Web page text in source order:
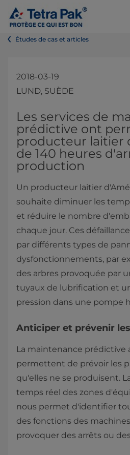
Études de cas et articles
2018-03-19
LUND, SUÈDE
Les services de
prédictive ont
producteur laitier
de 140 heures
production
Un producteur laitier
souhaite diminuer les
et réduire le nombre
chaque jour. Ces
par différents types de
dysfonctionnements, par
des arbres provoquée par
tuyaux de lubrification et
pression dans une pompe
Anticiper et prévenir
La maintenance prédictive
permettent de prévoir les
qu'elles ne se produisent.
temps réel des zones
nous permet d'identifier
des fonctions des
provoquer des arrêts ou